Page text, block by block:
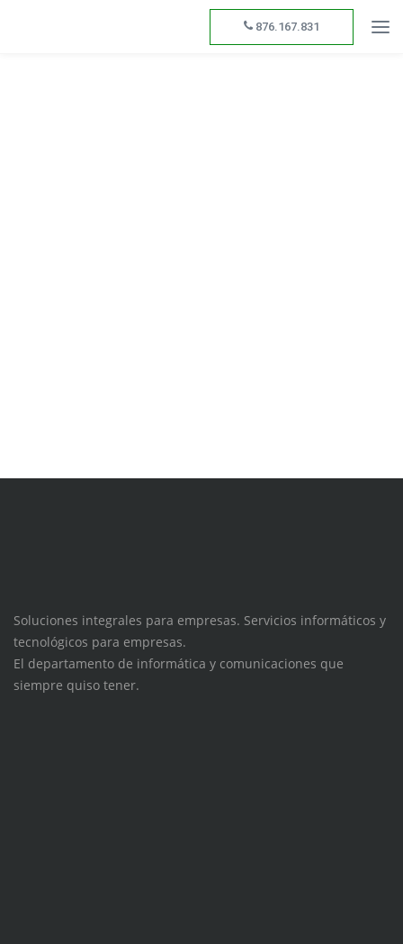
876.167.831
Soluciones integrales para empresas. Servicios informáticos y
tecnológicos para empresas.
El departamento de informática y comunicaciones que
siempre quiso tener.